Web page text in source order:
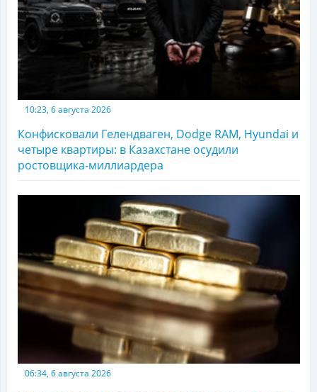
10:23, 6 августа 2026
Конфисковали Гелендваген, Dodge RAM, Hyundai и
четыре квартиры: в Казахстане осудили
ростовщика-миллиардера
06:34, 6 августа 2026